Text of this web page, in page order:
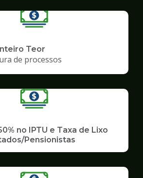
Teor
de processos
no IPTU e Taxa de Lixo
Pensionistas